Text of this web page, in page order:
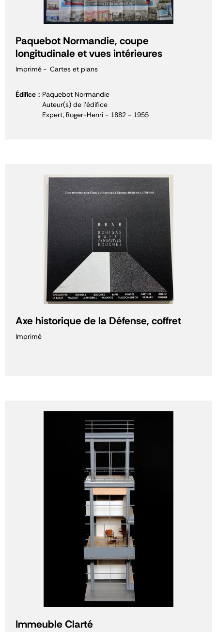
Paquebot Normandie, coupe
longitudinale et vues intérieures
Imprimé Cartes et plans
Édifice
Paquebot Normandie
Auteur(s) de l'édifice
Expert, Roger-Henri - 1882 - 1955
Axe historique de la Défense, coffret
Imprimé
Immeuble Clarté